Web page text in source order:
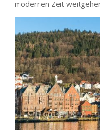
modernen Zeit